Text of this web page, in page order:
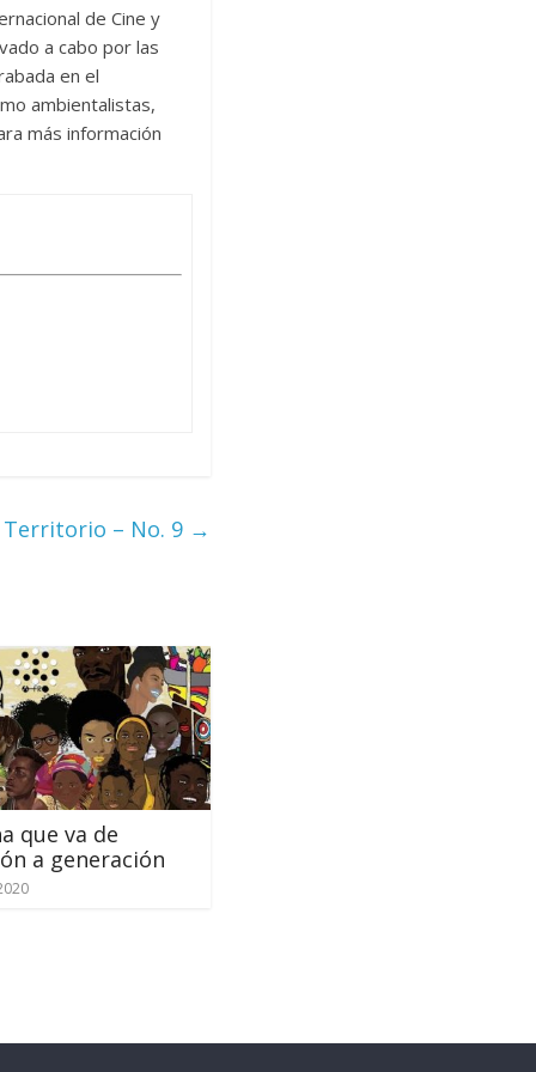
de Cine y
a cabo por las
en el
ambientalistas,
más información
Territorio – No. 9 →
que va de
a generación